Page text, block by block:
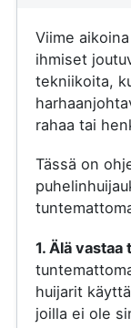
Viime
ihmiset
tekniikoita,
rahaa tai
Tässä on
1. Älä
huijarit
joilla ei ole